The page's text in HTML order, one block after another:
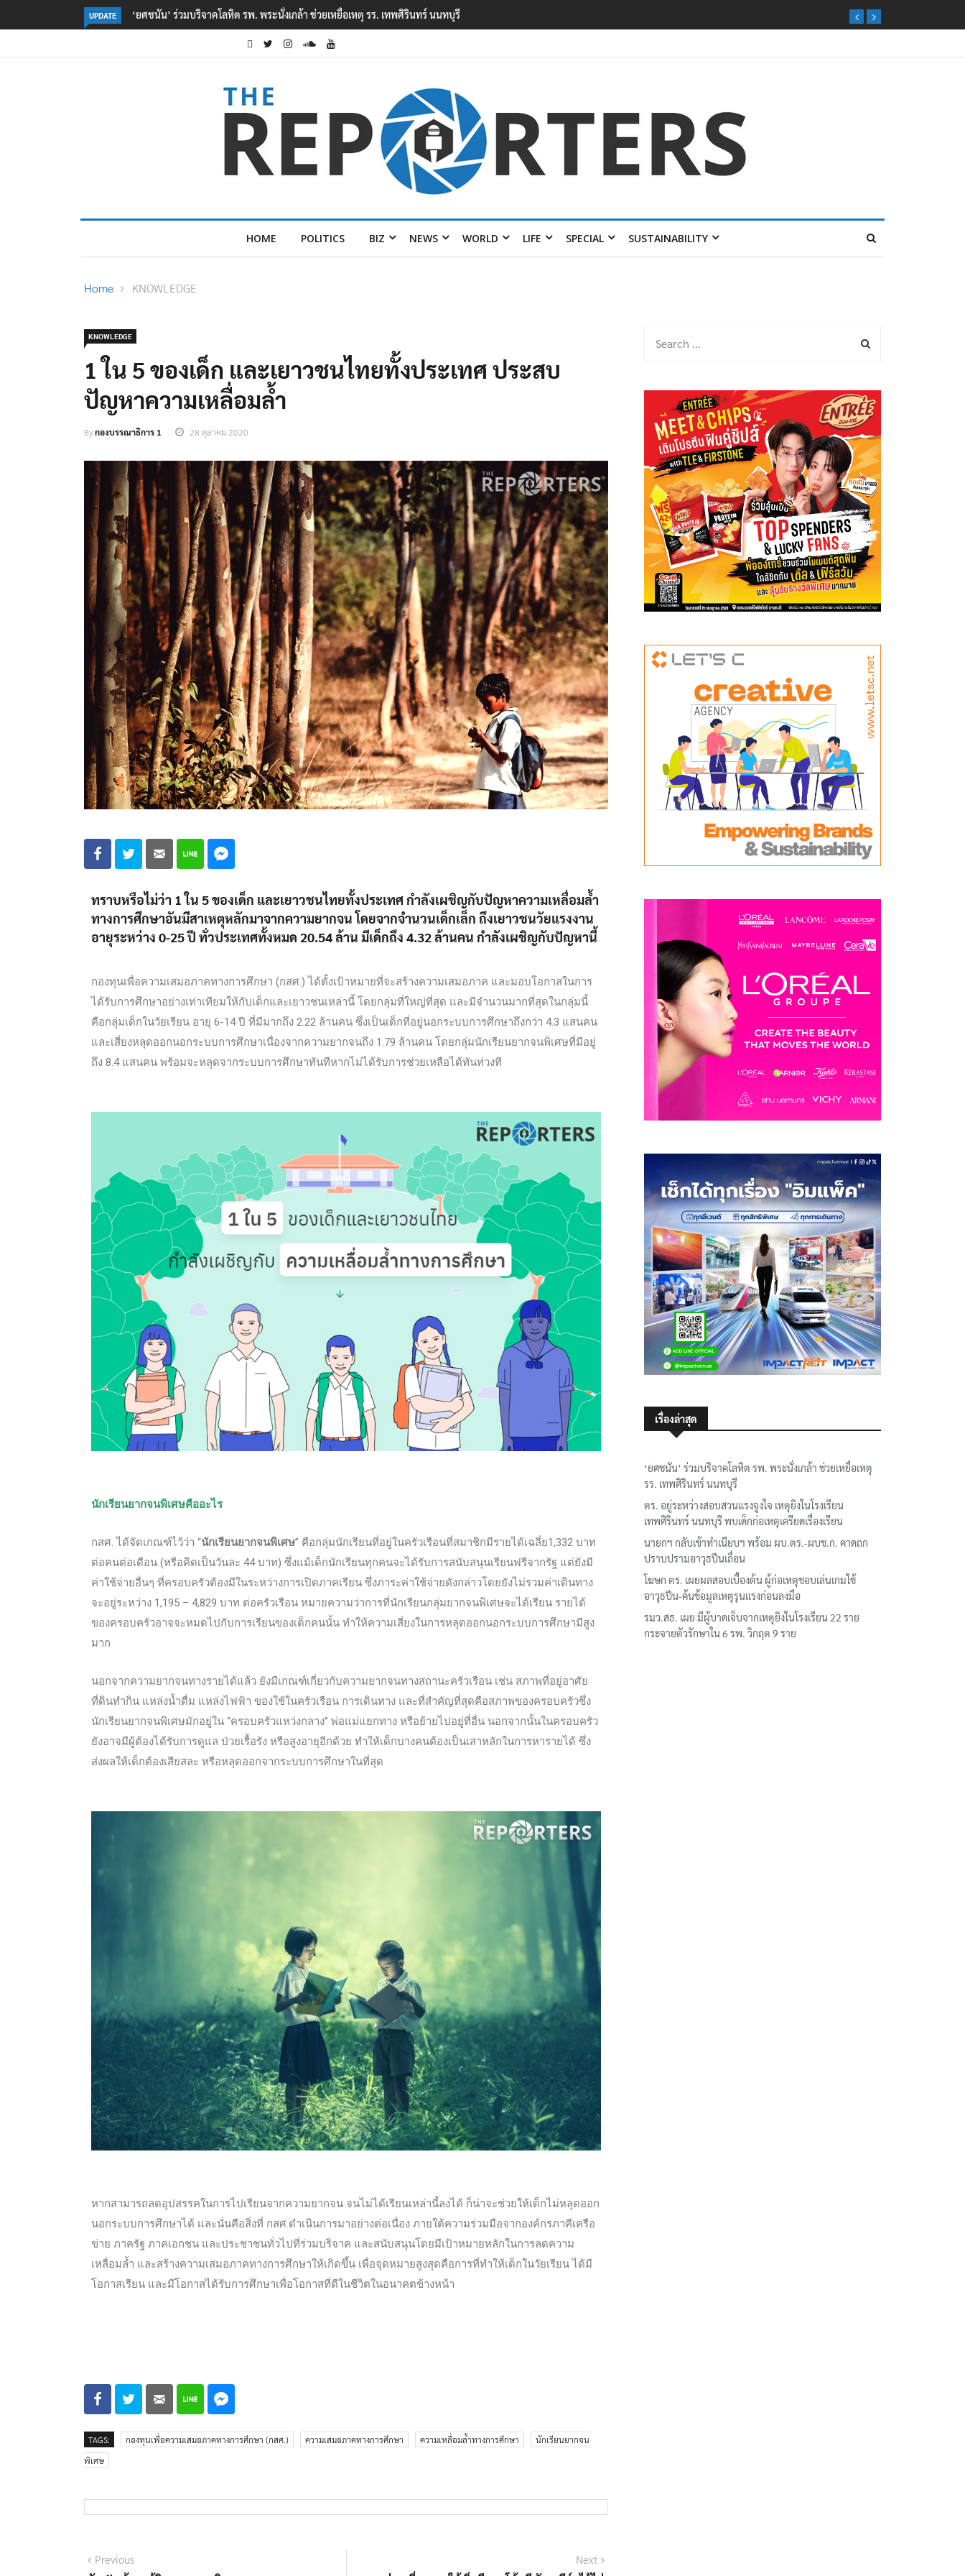
UPDATE ตร. อยู่ระหว่างสอบสวนแรงจูงใจ เหตุยิงในโรงเรียนเทพศิรินทร์ นนทบุรี พบเด็กก่อเหตุเครียดเรื่องเรียน
HOME POLITICS BIZ NEWS WORLD LIFE SPECIAL SUSTAINABILITY
Home KNOWLEDGE
KNOWLEDGE
1 ใน 5 ของเด็ก และเยาวชนไทยทั้งประเทศ ประสบ
ปัญหาความเหลื่อมล้ำ
Byกองบรรณาธิการ 1 28 ตุลาคม 2020
ทราบหรือไม่ว่า 1 ใน 5 ของเด็ก และเยาวชนไทยทั้งประเทศ กำลังเผชิญกับปัญหาความเหลื่อมล้ำ
ทางการศึกษาอันมีสาเหตุหลักมาจากความยากจน โดยจากจำนวนเด็กเล็ก ถึงเยาวชนวัยแรงงาน
อายุระหว่าง 0-25 ปี ทั่วประเทศทั้งหมด 20.54 ล้าน มีเด็กถึง 4.32 ล้านคน กำลังเผชิญกับปัญหานี้
กองทุนเพื่อความเสมอภาคทางการศึกษา (กสศ.) ได้ตั้งเป้าหมายที่จะสร้างความเสมอภาค และมอบโอกาสในการ
ได้รับการศึกษาอย่างเท่าเทียมให้กับเด็กและเยาวชนเหล่านี้ โดยกลุ่มที่ใหญ่ที่สุด และมีจำนวนมากที่สุดในกลุ่มนี้
คือกลุ่มเด็กในวัยเรียน อายุ 6-14 ปี ที่มีมากถึง 2.22 ล้านคน ซึ่งเป็นเด็กที่อยู่นอกระบบการศึกษาถึงกว่า 4.3 แสนคน
และเสี่ยงหลุดออกนอกระบบการศึกษาเนื่องจากความยากจนถึง 1.79 ล้านคน โดยกลุ่มนักเรียนยากจนพิเศษที่มีอยู่
ถึง 8.4 แสนคน พร้อมจะหลุดจากระบบการศึกษาทันทีหากไม่ได้รับการช่วยเหลือได้ทันท่วงที
นักเรียนยากจนพิเศษคืออะไร
กสศ. ได้จัดเกณฑ์ไว้ว่า “นักเรียนยากจนพิเศษ” คือกลุ่มนักเรียนที่อยู่ในครัวเรือนที่สมาชิกมีรายได้เฉลี่ย1,332 บาท
ต่อคนต่อเดือน (หรือคิดเป็นวันละ 44 บาท) ซึ่งแม้เด็กนักเรียนทุกคนจะได้รับการสนับสนุนเรียนฟรีจากรัฐ แต่ยังมี
ค่าใช้จ่ายอื่นๆ ที่ครอบครัวต้องมีในระหว่างการเปิดภาคเรียน ซึ่งภาระค่าใช้จ่ายดังกล่าวโดยยังไม่รวมค่าเดินทาง
จะอยู่ระหว่าง 1,195 – 4,829 บาท ต่อครัวเรือน หมายความว่าการที่นักเรียนกลุ่มยากจนพิเศษจะได้เรียน รายได้
ของครอบครัวอาจจะหมดไปกับการเรียนของเด็กคนนั้น ทำให้ความเสี่ยงในการหลุดออกนอกระบบการศึกษามีสูง
มาก
นอกจากความยากจนทางรายได้แล้ว ยังมีเกณฑ์เกี่ยวกับความยากจนทางสถานะครัวเรือน เช่น สภาพที่อยู่อาศัย
ที่ดินทำกิน แหล่งน้ำดื่ม แหล่งไฟฟ้า ของใช้ในครัวเรือน การเดินทาง และที่สำคัญที่สุดคือสภาพของครอบครัวซึ่ง
นักเรียนยากจนพิเศษมักอยู่ใน “ครอบครัวแหว่งกลาง” พ่อแม่แยกทาง หรือย้ายไปอยู่ที่อื่น นอกจากนั้นในครอบครัว
ยังอาจมีผู้ต้องได้รับการดูแล ป่วยเรื้อรัง หรือสูงอายุอีกด้วย ทำให้เด็กบางคนต้องเป็นเสาหลักในการหารายได้ ซึ่ง
ส่งผลให้เด็กต้องเสียสละ หรือหลุดออกจากระบบการศึกษาในที่สุด
หากสามารถลดอุปสรรคในการไปเรียนจากความยากจน จนไม่ได้เรียนเหล่านี้ลงได้ ก็น่าจะช่วยให้เด็กไม่หลุดออก
นอกระบบการศึกษาได้ และนั่นคือสิ่งที่ กสศ.ดำเนินการมาอย่างต่อเนื่อง ภายใต้ความร่วมมือจากองค์กรภาคีเครือ
ข่าย ภาครัฐ ภาคเอกชน และประชาชนทั่วไปที่ร่วมบริจาค และสนับสนุนโดยมีเป้าหมายหลักในการลดความ
เหลื่อมล้ำ และสร้างความเสมอภาคทางการศึกษาให้เกิดขึ้น เพื่อจุดหมายสูงสุดคือการที่ทำให้เด็กในวัยเรียน ได้มี
โอกาสเรียน และมีโอกาสได้รับการศึกษาเพื่อโอกาสที่ดีในชีวิตในอนาคตข้างหน้า
TAGS: กองทุนเพื่อความเสมอภาคทางการศึกษา (กสศ.) ความเสมอภาคทางการศึกษา ความเหลื่อมล้ำทางการศึกษา
นักเรียนยากจน
พิเศษ
Previous Next
เรื่องล่าสุด
‘ยศชนัน’ ร่วมบริจาคโลหิต รพ. พระนั่งเกล้า ช่วยเหยื่อเหตุ
รร. เทพศิรินทร์ นนทบุรี
ตร. อยู่ระหว่างสอบสวนแรงจูงใจ เหตุยิงในโรงเรียน
เทพศิรินทร์ นนทบุรี พบเด็กก่อเหตุเครียดเรื่องเรียน
นายกฯ กลับเข้าทำเนียบฯ พร้อม ผบ.ตร.-ผบช.ก. คาดถก
ปราบปรามอาวุธปืนเถื่อน
โฆษก ตร. เผยผลสอบเบื้องต้น ผู้ก่อเหตุชอบเล่นเกมใช้
อาวุธปืน-ค้นข้อมูลเหตุรุนแรงก่อนลงมือ
รมว.สธ. เผย มีผู้บาดเจ็บจากเหตุยิงในโรงเรียน 22 ราย
กระจายตัวรักษาใน 6 รพ. วิกฤต 9 ราย